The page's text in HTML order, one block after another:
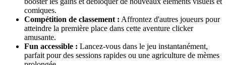
comiques.
Compétition de classement : Affrontez d'autres joueurs pour
atteindre la première place dans cette aventure clicker
amusante.
Fun accessible : Lancez-vous dans le jeu instantanément,
parfait pour des sessions rapides ou une agriculture de mèmes